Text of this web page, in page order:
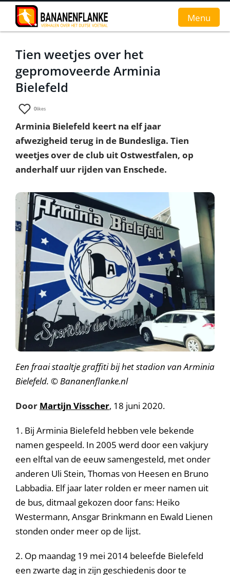
Home
Nieuws
Interviews
Groundhopverhalen
De fans
Achtergrond
Menu
Tien weetjes over het
gepromoveerde Arminia
Bielefeld
0likes
Arminia Bielefeld keert na elf jaar
afwezigheid terug in de Bundesliga. Tien
weetjes over de club uit Ostwestfalen, op
anderhalf uur rijden van Enschede.
Een fraai staaltje graffiti bij het stadion van Arminia
Bielefeld. © Bananenflanke.nl
Door Martijn Visscher, 18 juni 2020.
1. Bij Arminia Bielefeld hebben vele bekende
namen gespeeld. In 2005 werd door een vakjury
een elftal van de eeuw samengesteld, met onder
anderen Uli Stein, Thomas von Heesen en Bruno
Labbadia. Elf jaar later rolden er meer namen uit
de bus, ditmaal gekozen door fans: Heiko
Westermann, Ansgar Brinkmann en Ewald Lienen
stonden onder meer op de lijst.
2. Op maandag 19 mei 2014 beleefde Bielefeld
een zwarte dag in zijn geschiedenis door te